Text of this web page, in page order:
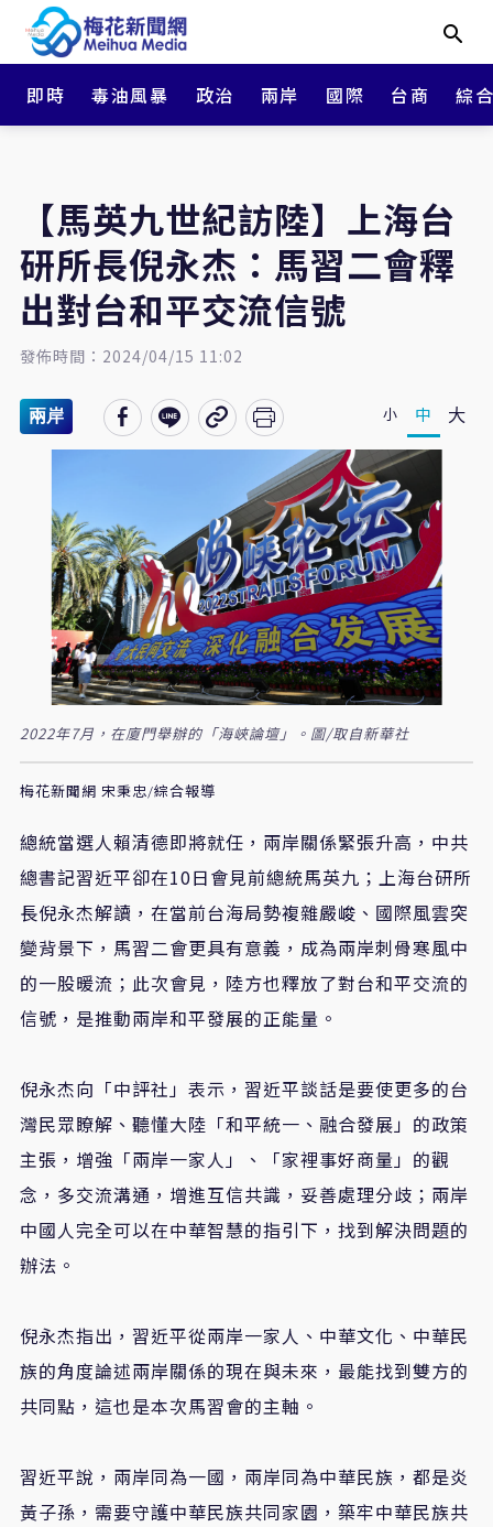
即時 毒油風暴 政治 兩岸 國際 台商 綜
【馬英九世紀訪陸】上海台
研所長倪永杰：馬習二會釋
出對台和平交流信號
發佈時間：2024/04/15 11:02
兩岸 小 中 大
2022年7月，在廈門舉辦的「海峽論壇」。圖/取自新華社
梅花新聞網 宋秉忠/綜合報導
總統當選人賴清德即將就任，兩岸關係緊張升高，中共
總書記習近平卻在10日會見前總統馬英九；上海台研所
長倪永杰解讀，在當前台海局勢複雜嚴峻、國際風雲突
變背景下，馬習二會更具有意義，成為兩岸刺骨寒風中
的一股暖流；此次會見，陸方也釋放了對台和平交流的
信號，是推動兩岸和平發展的正能量。
倪永杰向「中評社」表示，習近平談話是要使更多的台
灣民眾瞭解、聽懂大陸「和平統一、融合發展」的政策
主張，增強「兩岸一家人」、「家裡事好商量」的觀
念，多交流溝通，增進互信共識，妥善處理分歧；兩岸
中國人完全可以在中華智慧的指引下，找到解決問題的
辦法。
倪永杰指出，習近平從兩岸一家人、中華文化、中華民
族的角度論述兩岸關係的現在與未來，最能找到雙方的
共同點，這也是本次馬習會的主軸。
習近平說，兩岸同為一國，兩岸同為中華民族，都是炎
黃子孫，需要守護中華民族共同家園，築牢中華民族共